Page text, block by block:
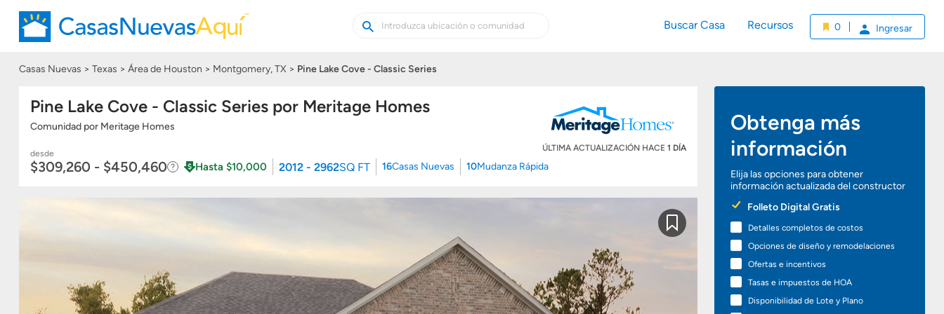
Buscar
casas
Buscar
Buscar Casa Recursos 0 Ingresar
Casas Nuevas Texas Área de Houston Montgomery, TX Pine Lake Cove - Classic Series
Pine Lake Cove - Classic Series por Meritage Homes
Comunidad por Meritage Homes
ÚLTIMA ACTUALIZACIÓN HACE 1 DÍA
desde
$309,260 - $450,460 Hasta $10,000 2012 - 2962SQ FT 16Casas Nuevas 10Mudanza Rápida
Obtenga más
información
Elija las opciones para obtener
información actualizada del constructor
Preferred
Options
Folleto Digital Gratis
Detalles completos de costos
Opciones de diseño y remodelaciones
Ofertas e incentivos
Tasas e impuestos de HOA
Disponibilidad de Lote y Plano
Guardar